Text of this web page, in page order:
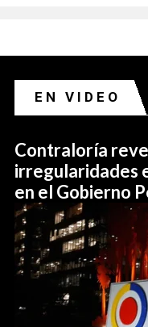
EN VIDEO
Contraloría
irregularidades
en el Gobierno